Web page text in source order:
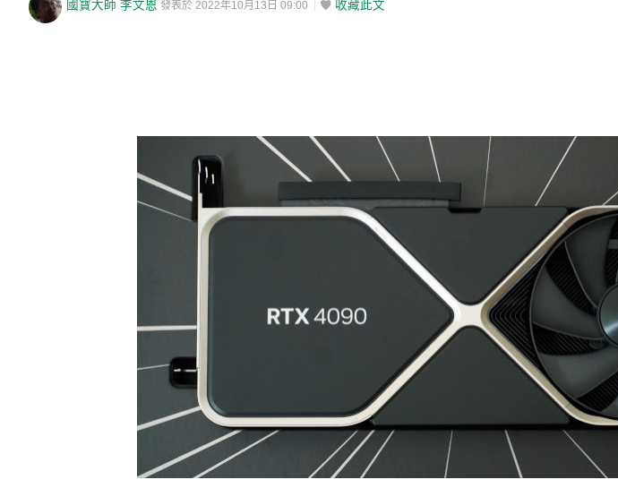
國寶大師 李文恩 發表於 2022年10月13日 09:00 收藏此文